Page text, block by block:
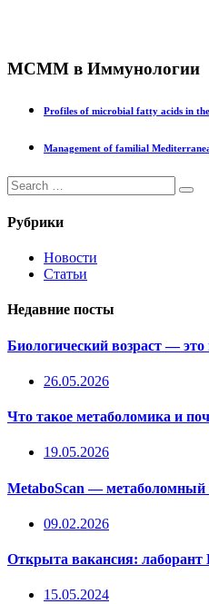
МСММ в Иммунологии
Profiles of microbial fatty acids in
Management of familial
Рубрики
Новости
Статьи
Недавние посты
Биологический возраст —
26.05.2026
Что такое метаболомика и
19.05.2026
MetaboScan — метаболомный
09.02.2026
Открыта вакансия:
15.05.2024